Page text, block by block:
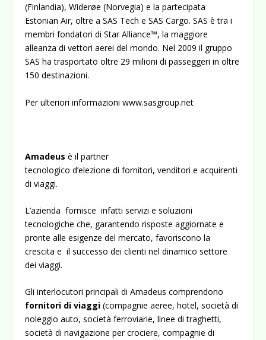
(Finlandia), Widerøe (Norvegia) e la partecipata
Estonian Air, oltre a SAS Tech e SAS Cargo. SAS è tra i
membri fondatori di Star Alliance™, la maggiore
alleanza di vettori aerei del mondo. Nel 2009 il gruppo
SAS ha trasportato oltre 29 milioni di passeggeri in oltre
150 destinazioni.
Per ulteriori informazioniwww.sasgroup.net
Amadeus è il partner
tecnologico d’elezione di fornitori, venditori e acquirenti
di viaggi.
L’azienda fornisce infatti servizi e soluzioni
tecnologiche che, garantendo risposte aggiornate e
pronte alle esigenze del mercato, favoriscono la
crescita e il successo dei clienti nel dinamico settore
dei viaggi.
Gli interlocutori principali di Amadeus comprendono
fornitori di viaggi (compagnie aeree, hotel, società di
noleggio auto, società ferroviarie, linee di traghetti,
società di navigazione per crociere, compagnie di